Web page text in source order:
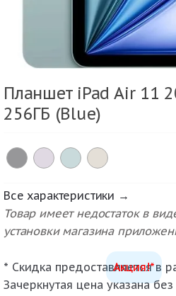
Планшет iPad Air 11
256ГБ (Blue)
Все характеристики →
Товар имеет недостаток в
установки магазина
Акция!*
* Скидка предоставляется в
Зачеркнутая цена указана